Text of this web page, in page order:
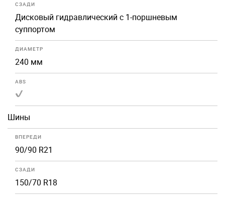
СЗАДИ
Дисковый гидравлический с 1-поршневым
суппортом
ДИАМЕТР
240 мм
ABS
Шины
ВПЕРЕДИ
90/90 R21
СЗАДИ
150/70 R18